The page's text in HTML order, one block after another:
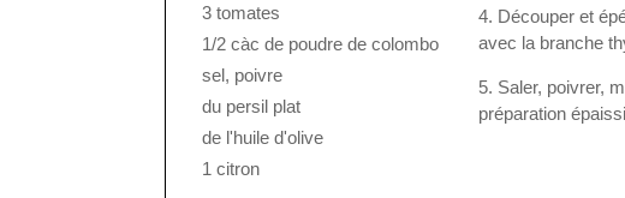
3 tomates
1/2 càc de poudre de colombo
sel, poivre
du persil plat
de l'huile d'olive
1 citron
Découper et
avec la branche
Saler, poivrer,
préparation